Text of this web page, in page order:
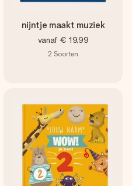
nijntje maakt muziek
vanaf € 19,99
2 Soorten